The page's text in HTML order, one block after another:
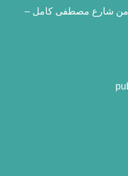
من شارع مصطفى كامل –